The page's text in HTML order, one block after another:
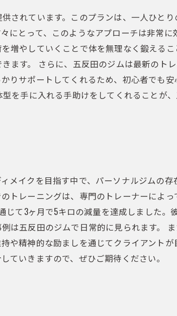
されています。このプランは、一人ひと
とって、このようなアプローチは非常に
増やしていくことで体を無理なく鍛える
す。 さらに、五反田のジムは最新のトレ
りサポートしてくれるため、初心者でも
を手に入れる手助けをしてくれることが
メイクを目指す中で、パーソナルジムの
トレーニングは、専門のトレーナーによ
て3ヶ月で5キロの減量を達成しました。
は五反田のジムで日常的に見られます。
や精神的な励ましを通じてクライアント
ていきますので、ぜひご期待ください。